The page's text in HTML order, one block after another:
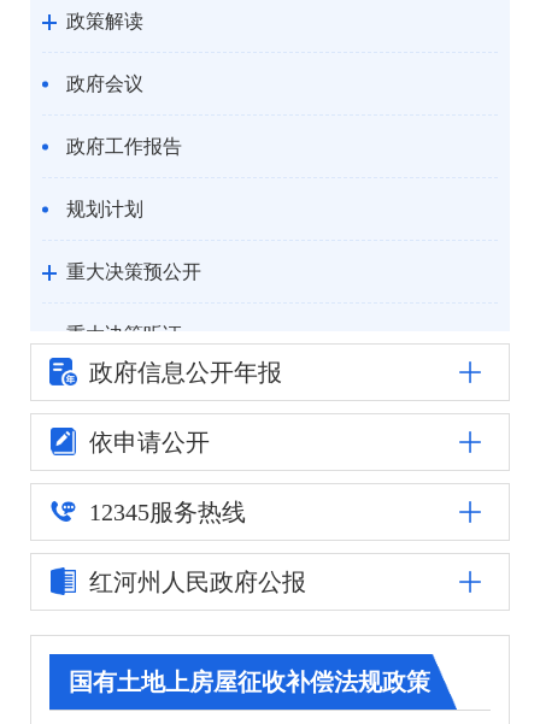
政策解读
政府会议
政府工作报告
规划计划
重大决策预公开
重大决策听证
统计信息
自然资源
公安司法
重点领域信息公开
审批改革
住房保障信息公开
政府信息公开年报
依申请公开
12345服务热线
红河州人民政府公报
国有土地上房屋征收补偿法规政策